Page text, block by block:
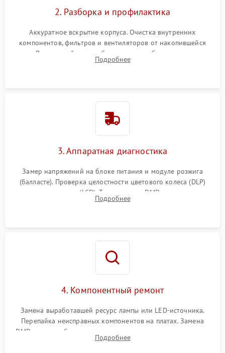
2. Разборка и профилактика
Аккуратное вскрытие корпуса. Очистка внутренних
компонентов, фильтров и вентиляторов от накопившейся
пыли. Визуальный осмотр блока питания, балласта лампы и
материнской платы на наличие прогаров или вздутых
Подробнее
3. Аппаратная диагностика
Замер напряжений на блоке питания и модуле розжига
(балласте). Проверка целостности цветового колеса (DLP)
или поляризаторов (LCD). Тестирование DMD-чипа, датчиков
температуры и оптопар с помощью мультиметра и
Подробнее
4. Компонентный ремонт
Замена выработавшей ресурс лампы или LED-источника.
Перепайка неисправных компонентов на платах. Замена
DMD-чипа при битых пикселях, установка нового цветового
колеса или восстановление сгоревших поляризационных
Подробнее